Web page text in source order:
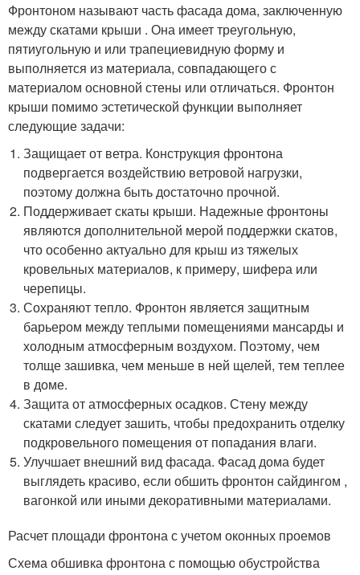
Фронтоном называют часть фасада дома, заключенную
между скатами крыши . Она имеет треугольную,
пятиугольную и или трапециевидную форму и
выполняется из материала, совпадающего с
материалом основной стены или отличаться. Фронтон
крыши помимо эстетической функции выполняет
следующие задачи:
Защищает от ветра. Конструкция фронтона
подвергается воздействию ветровой нагрузки,
поэтому должна быть достаточно прочной.
Поддерживает скаты крыши. Надежные фронтоны
являются дополнительной мерой поддержки скатов,
что особенно актуально для крыш из тяжелых
кровельных материалов, к примеру, шифера или
черепицы.
Сохраняют тепло. Фронтон является защитным
барьером между теплыми помещениями мансарды и
холодным атмосферным воздухом. Поэтому, чем
толще зашивка, чем меньше в ней щелей, тем теплее
в доме.
Защита от атмосферных осадков. Стену между
скатами следует зашить, чтобы предохранить отделку
подкровельного помещения от попадания влаги.
Улучшает внешний вид фасада. Фасад дома будет
выглядеть красиво, если обшить фронтон сайдингом ,
вагонкой или иными декоративными материалами.
Расчет площади фронтона с учетом оконных проемов
Схема обшивка фронтона с помощью обустройства